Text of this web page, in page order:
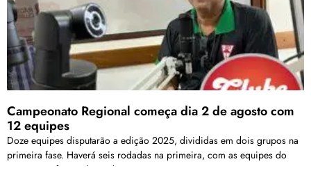
Campeonato Regional começa dia 2 de agosto com
12 equipes
Doze equipes disputarão a edição 2025, divididas em dois grupos na
primeira fase. Haverá seis rodadas na primeira, com as equipes do
Grupo A enfrentando as do Grupo B.